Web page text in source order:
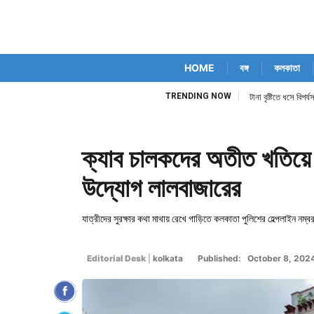
HOME বঙ্গ কলকাতা
TRENDING NOW টানা বৃষ্টিতে ধসে
ক্যাব চালকদের অতীত
উদ্যোগ লালবাজারের
যাত্রীদের সুরক্ষার কথা মাথায় রেখে গাড়িতে কলকাতা পুলিশের হেল্পলাইন
Editorial Desk kolkata Published: October 8,